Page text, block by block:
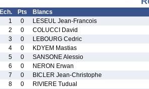
Ech. Pts
Blancs
1
0
LESEUL Jean-Francois
2
0
COLUCCI David
3
0
LEBOURG Cedric
4
0
KDYEM Mastias
5
0
SANSONE Alessio
6
0
NERON Erwan
7
0
BICLER Jean-Christophe
8
0
RIVIERE Tudual